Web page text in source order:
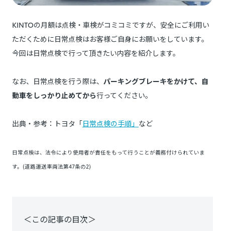
KINTOの月額は点検・車検がコミコミですが、安全にご利用い
ただくために日常点検はお客様ご自身にお願いをしています。
今回は日常点検で行って頂きたい内容を紹介します。
なお、日常点検を行う際は、 パーキングブレーキをかけて、自
動車をしっかり止めてから行ってください。
出典・参考：トヨタ「日常点検の手順」 など
日常点検は、法令により使用者が責任をもって行うことが義務付けられていま
す。(道路運送車両法第47条の2)
＜この記事の目次＞